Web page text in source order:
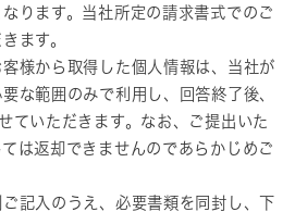
ります。当社所定の請求書式でのご
ます。
様から取得した個人情報は、当社が
な範囲のみで利用し、回答終了後、
ていただきます。なお、ご提出いた
は返却できませんのであらかじめご
記入のうえ、必要書類を同封し、下